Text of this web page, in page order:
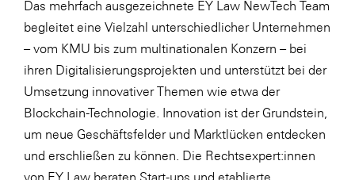
Das mehrfach ausgezeichnete EY Law NewTech Team
begleitet eine Vielzahl unterschiedlicher Unternehmen
– vom KMU bis zum multinationalen Konzern – bei
ihren Digitalisierungsprojekten und unterstützt bei der
Umsetzung innovativer Themen wie etwa der
Blockchain-Technologie. Innovation ist der Grundstein,
um neue Geschäftsfelder und Marktlücken entdecken
und erschließen zu können. Die Rechtsexpert:innen
von EY Law beraten Start-ups und etablierte